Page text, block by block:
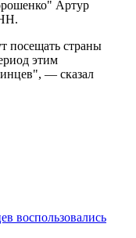
Артур
посещать страны
этим
— сказал
воспользовались